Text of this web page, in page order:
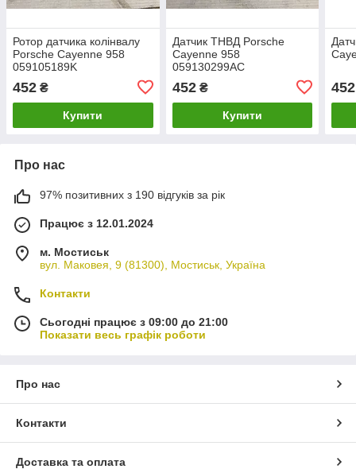
Ротор датчика колінвалу
Porsche Cayenne 958
059105189K
452 ₴
Купити
Датчик ТНВД Porsche
Cayenne 958
059130299AC
452₴
Купити
452
Про нас
97% позитивних з 190 відгуків за рік
Працює з 12.01.2024
м. Мостиськ
вул. Маковея, 9 (81300), Мостиськ, Україна
Контакти
Сьогодні працює з 09:00 до 21:00
Показати весь графік роботи
Про нас
Контакти
Доставка та оплата